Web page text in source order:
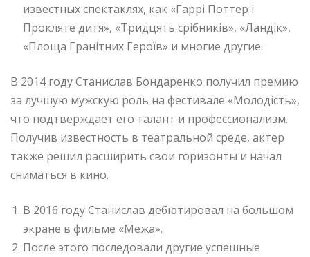
известных спектаклях, как «Гаррі Поттер і
Прокляте дитя», «Тридцять срібників», «Ландік»,
«Площа Гранітних Героїв» и многие другие.
В 2014 году Станислав Бондаренко получил премию
за лучшую мужскую роль на фестивале «Молодість»,
что подтверждает его талант и профессионализм.
Получив известность в театральной среде, актер
также решил расширить свои горизонты и начал
сниматься в кино.
В 2016 году Станислав дебютировал на большом
экране в фильме «Межа».
После этого последовали другие успешные